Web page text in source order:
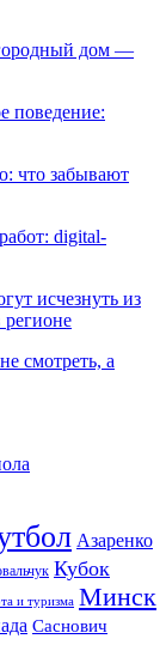
дом —
поведение:
что забывают
digital-
исчезнуть из
смотреть, а
Азаренко
Кубок
и туризма Минск
Саснович